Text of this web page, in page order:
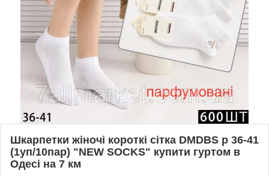
Шкарпетки жіночі короткі сітка DMDBS р 36-41
(1уп/10пар) "NEW SOCKS" купити гуртом в
Одесі на 7 км